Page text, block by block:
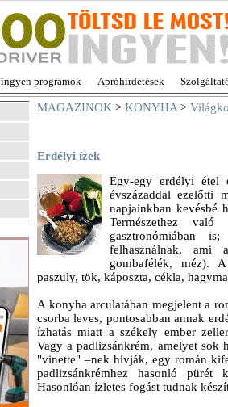
programok Apróhirdetések
MAGAZINOK > KONYHA >
Erdélyi ízek
Egy-egy erdélyi étel
évszázaddal ezelőtti
napjainkban kevésbé
Természethez való
gasztronómiában
felhasználnak, ami
gombafélék, méz).
paszuly, tök, káposzta, cékla,
A konyha arculatában megjelent a
csorba leves, pontosabban annak
ízhatás miatt a székely ember
Vagy a padlizsánkrém, amelyet sok
"vinette" –nek hívják, egy román
padlizsánkrémhez hasonló pürét
Hasonlóan ízletes fogást tudnak